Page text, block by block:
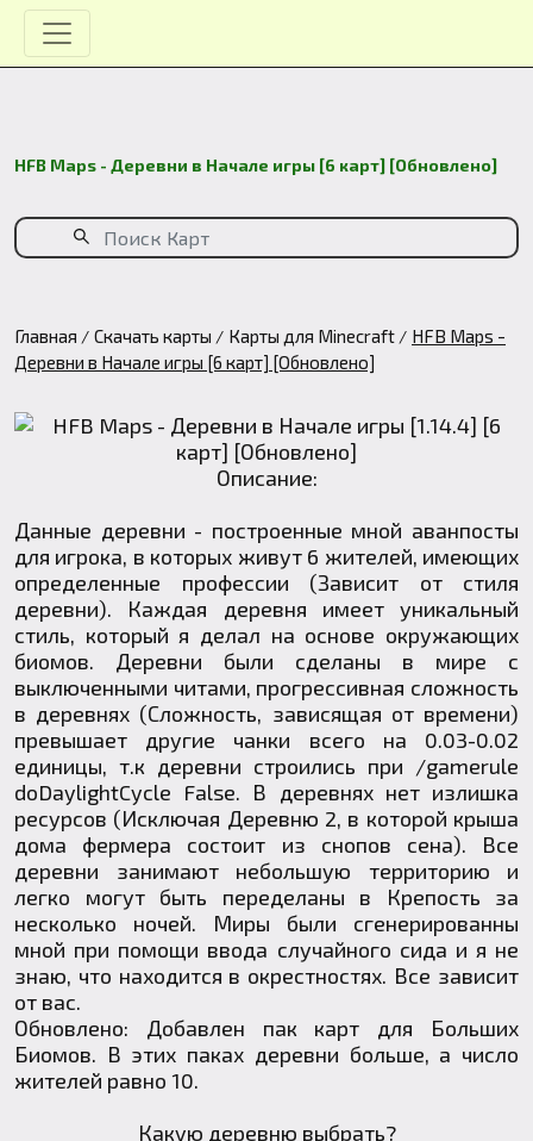
HFB Maps - Деревни в Начале игры [6 карт] [Обновлено]
Главная Скачать карты Карты для Minecraft
HFB Maps -
Деревни в Начале игры [6 карт] [Обновлено]
Описание:
Данные деревни - построенные мной аванпосты
для игрока, в которых живут 6 жителей, имеющих
определенные профессии (Зависит от стиля
деревни). Каждая деревня имеет уникальный
стиль, который я делал на основе окружающих
биомов. Деревни были сделаны в мире с
выключенными читами, прогрессивная сложность
в деревнях (Сложность, зависящая от времени)
превышает другие чанки всего на 0.03-0.02
единицы, т.к деревни строились при /gamerule
doDaylightCycle False. В деревнях нет излишка
ресурсов (Исключая Деревню 2, в которой крыша
дома фермера состоит из снопов сена). Все
деревни занимают небольшую территорию и
легко могут быть переделаны в Крепость за
несколько ночей. Миры были сгенерированны
мной при помощи ввода случайного сида и я не
знаю, что находится в окрестностях. Все зависит
от вас.
Обновлено: Добавлен пак карт для Больших
Биомов. В этих паках деревни больше, а число
жителей равно 10.
Какую деревню выбрать?